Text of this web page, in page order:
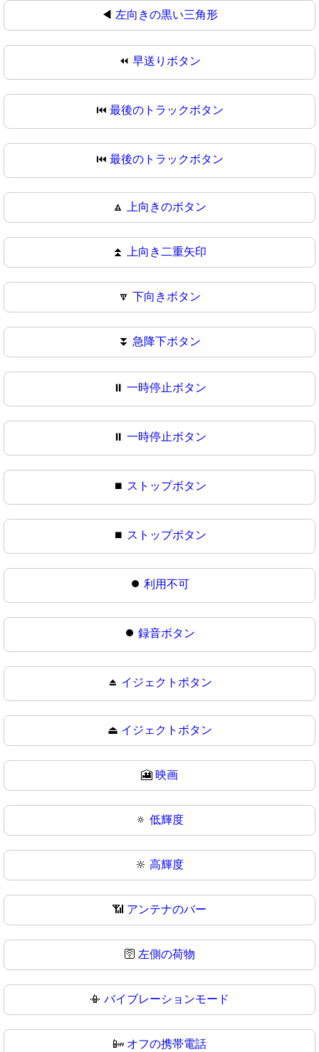
◀ 左向きの黒い三角形
⏪ 早送りボタン
⏮️ 最後のトラックボタン
⏮ 最後のトラックボタン
🔼 上向きのボタン
⏫ 上向き二重矢印
🔽 下向きボタン
⏬ 急降下ボタン
⏸️ 一時停止ボタン
⏸ 一時停止ボタン
⏹️ ストップボタン
⏹ ストップボタン
⏺️ 利用不可
⏺ 録音ボタン
⏏️ イジェクトボタン
⏏ イジェクトボタン
🎦 映画
🔅 低輝度
🔆 高輝度
📶 アンテナのバー
🛜 左側の荷物
📳 バイブレーションモード
📴 オフの携帯電話